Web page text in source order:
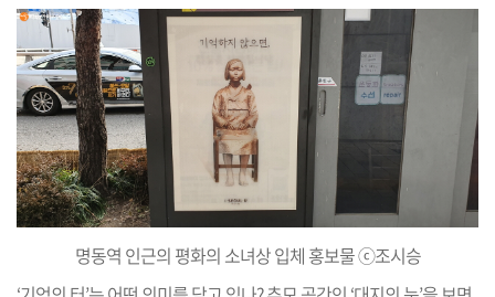
명동역 인근의 평화의 소녀상 입체 홍보물 ⓒ조시승